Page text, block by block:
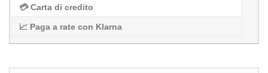
💳 Carta di credito
📈 Paga a rate con Klarna